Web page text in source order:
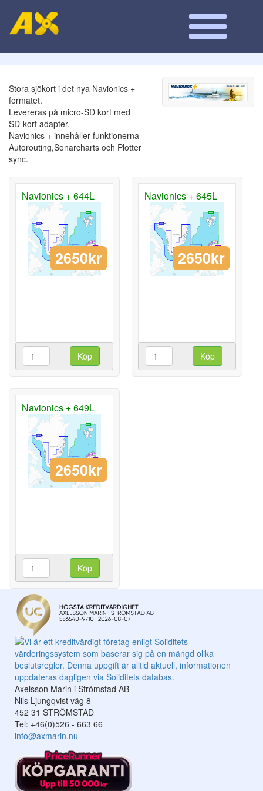
Stora sjökort i det nya Navionics +
formatet.
Levereras på micro-SD kort med
SD-kort adapter.
Navionics + innehåller funktionerna
Autorouting,Sonarcharts och Plotter
sync.
Navionics + 644L
2650kr
Köp
Navionics + 645L
2650kr
Köp
Navionics + 649L
2650kr
Köp
Axelsson Marin i Strömstad AB
Nils Ljungqvist väg 8
452 31 STRÖMSTAD
Tel: +46(0)526 - 663 66
info@axmarin.nu